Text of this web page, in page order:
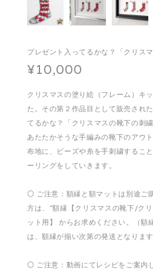
プレゼント入ってるかな？「クリス
¥10,000
クリスマスの塗り絵（フレーム）キ
た。その第２作品目として販売され
てるかな？「クリスマスの靴下の刺
あたたかそうな手編みの靴下のアウ
布地に、ビーズや糸を手刺繍するこ
ーリングをしていきます。
⚪️ ご注意：額縁と額マットは別途ご
方は、“額縁【クリスマスの靴下/ク
ット用】 からお求めください。（額
は、額縁が揃い次第の発送となります
⚪️ ご注意：動画にてレシピをご案内